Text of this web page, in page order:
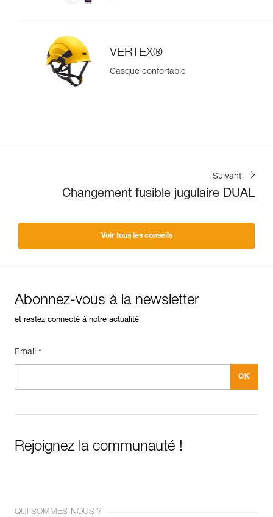
VERTEX®
Casque confortable
Suivant
Changement fusible jugulaire DUAL
Voir tous les conseils
Abonnez-vous à la newsletter
et restez connecté à notre actualité
Email *
Rejoignez la communauté !
QUI SOMMES-NOUS ?